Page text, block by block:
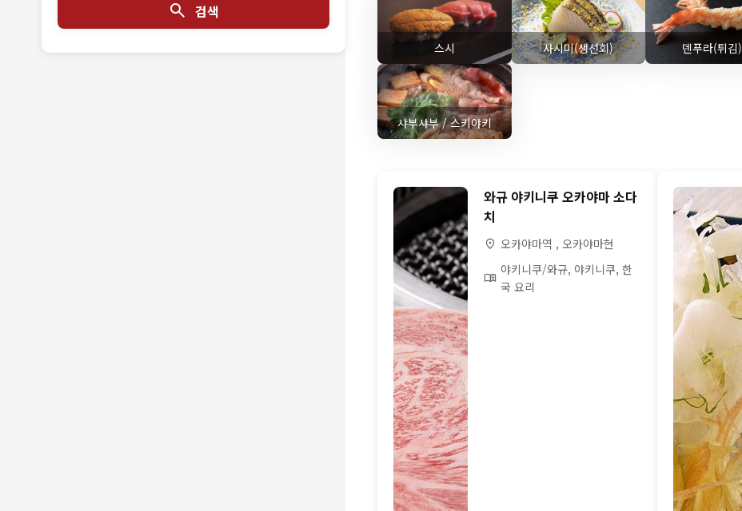
검색
스시 사시미(생선회) 덴푸라(튀김)
샤부샤부 / 스키야키
와규 야키니쿠 오카야마 소다
치
오카야마역 , 오카야마현
야키니쿠/와규, 야키니쿠, 한
국 요리